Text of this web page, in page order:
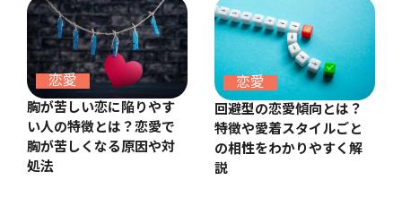
恋愛
胸が苦しい恋に陥りやす
い人の特徴とは？恋愛で
胸が苦しくなる原因や対
処法
恋愛
回避型の恋愛傾向とは？
特徴や愛着スタイルごと
の相性をわかりやすく解
説